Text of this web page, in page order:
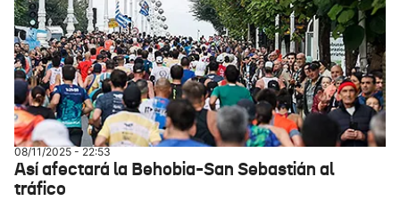
08/11/2025 - 22:53
Así afectará la Behobia-San Sebastián al
tráfico